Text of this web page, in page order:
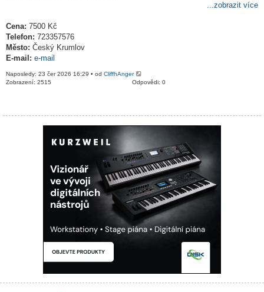
...zobrazit více
Cena: 7500 Kč
Telefon: 723357576
Město: Český Krumlov
E-mail: e-mail
Naposledy: 23 čer 2026 16:29 • od CliffhAnger
Odpovědi: 0
Zobrazení: 2515